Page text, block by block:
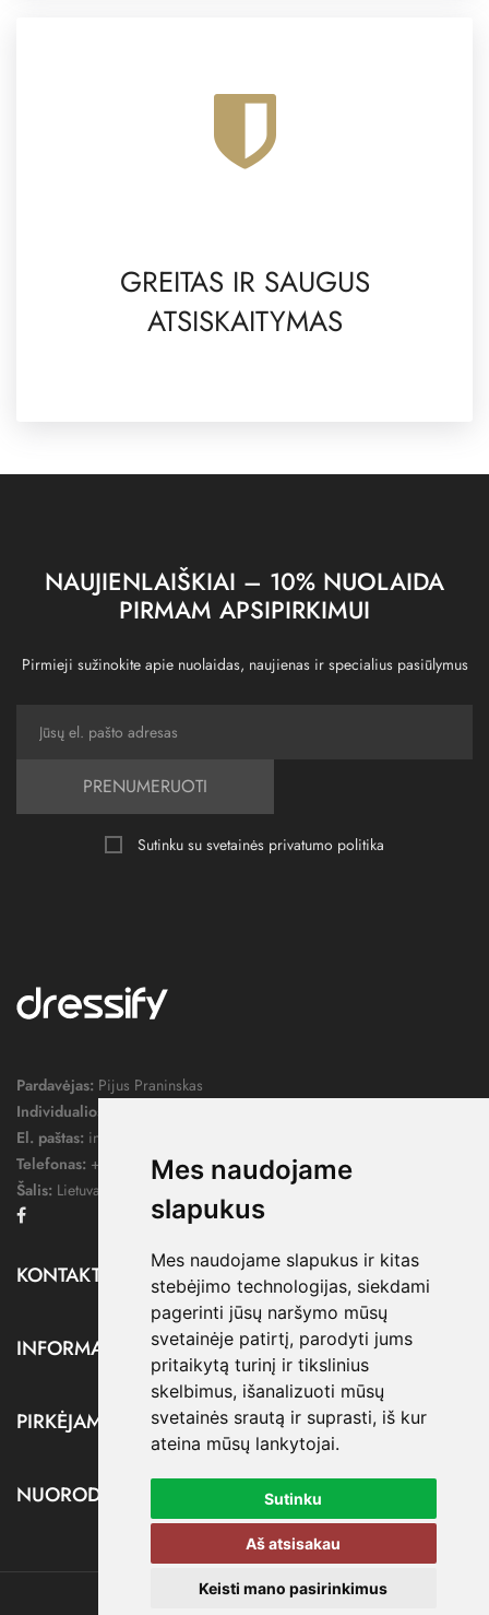
Mes naudojame
slapukus
Mes naudojame slapukus ir kitas
stebėjimo technologijas, siekdami
pagerinti jūsų naršymo mūsų
svetainėje patirtį, parodyti jums
pritaikytą turinį ir tikslinius
skelbimus, išanalizuoti mūsų
svetainės srautą ir suprasti, iš kur
ateina mūsų lankytojai.
Sutinku
Aš atsisakau
Keisti mano pasirinkimus
GREITAS IR SAUGUS
ATSISKAITYMAS
NAUJIENLAIŠKIAI – 10% NUOLAIDA
PIRMAM APSIPIRKIMUI
Pirmieji sužinokite apie nuolaidas, naujienas ir specialius pasiūlymus
PRENUMERUOTI
Sutinku su svetainės privatumo politika
Pardavėjas: Pijus Praninskas
Individualios veiklos pažymos nr.:
El. paštas: info@dressify.lt
Telefonas: +370 676 78578
Šalis: Lietuva
KONTAKTAI
INFORMACIJA
PIRKĖJAMS
NUORODOS